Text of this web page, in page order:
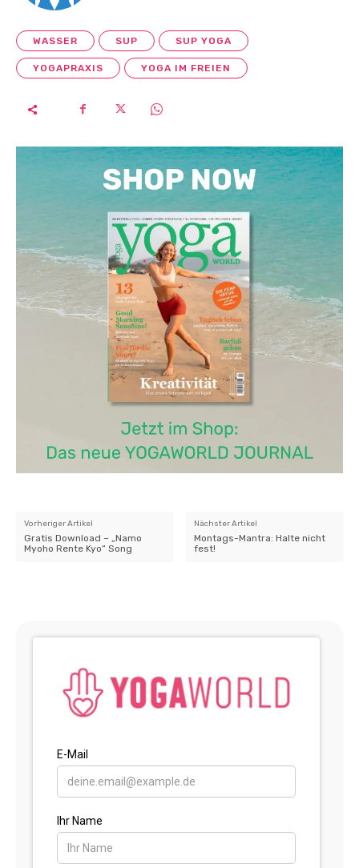
WASSER SUP SUP YOGA
YOGAPRAXIS YOGA IM FREIEN
Vorheriger Artikel
Gratis Download – „Namo
Myoho Rente Kyo“ Song
Nächster Artikel
Montags-Mantra: Halte nicht
fest!